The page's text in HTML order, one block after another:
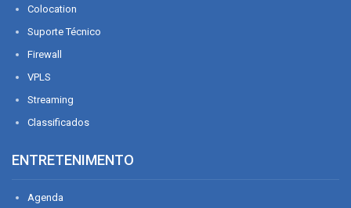
Colocation
Suporte Técnico
Firewall
VPLS
Streaming
Classificados
ENTRETENIMENTO
Agenda